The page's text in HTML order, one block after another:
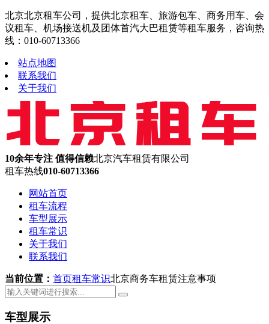
北京北京租车公司，提供北京租车、旅游包车、商务用车、会
议租车、机场接送机及团体首汽大巴租赁等租车服务，咨询热
线：010-60713366
站点地图
联系我们
关于我们
10余年专注 值得信赖北京汽车租赁有限公司
租车热线010-60713366
网站首页
租车流程
车型展示
租车常识
关于我们
联系我们
当前位置： 首页租车常识北京商务车租赁注意事项
车型展示